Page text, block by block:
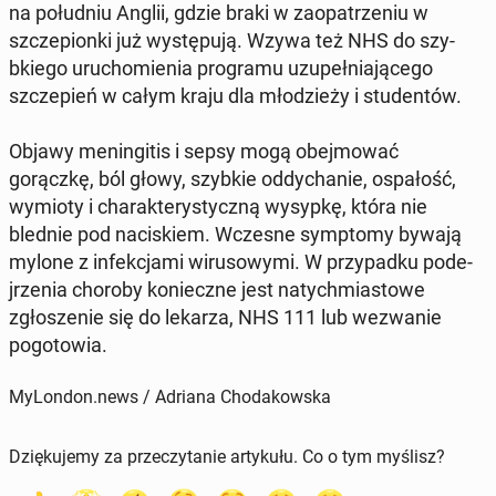
na połud­niu Anglii, gdzie braki w za­opa­trze­niu w
szczepi­on­ki już wys­tępu­ją. Wzywa też NHS do szy­
bkiego uru­chomienia pro­gra­mu uzu­peł­ni­a­jącego
szczepień w całym kraju dla młodzieży i stu­den­tów.
Objawy menin­gi­tis i sepsy mogą obe­j­mować
gorączkę, ból głowy, szybkie odd­y­chanie, ospałość,
wymioty i charak­terysty­czną wysypkę, która nie
blednie pod naciskiem. Wczesne symp­to­my bywają
mylone z in­fekc­ja­mi wiru­sowy­mi. W przy­pad­ku pode­
jrzenia choroby konieczne jest naty­ch­mi­as­towe
zgłosze­nie się do lekarza, NHS 111 lub wezwanie
pogo­towia.
MyLondon.news / Adriana Chodakowska
Dziękujemy za przeczytanie artykułu. Co o tym myślisz?